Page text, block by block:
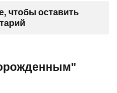
чтобы оставить